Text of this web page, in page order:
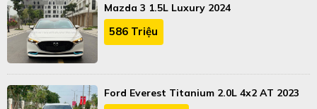
Mazda 3 1.5L Luxury 2024
586 Triệu
Ford Everest Titanium 2.0L 4x2 AT 2023